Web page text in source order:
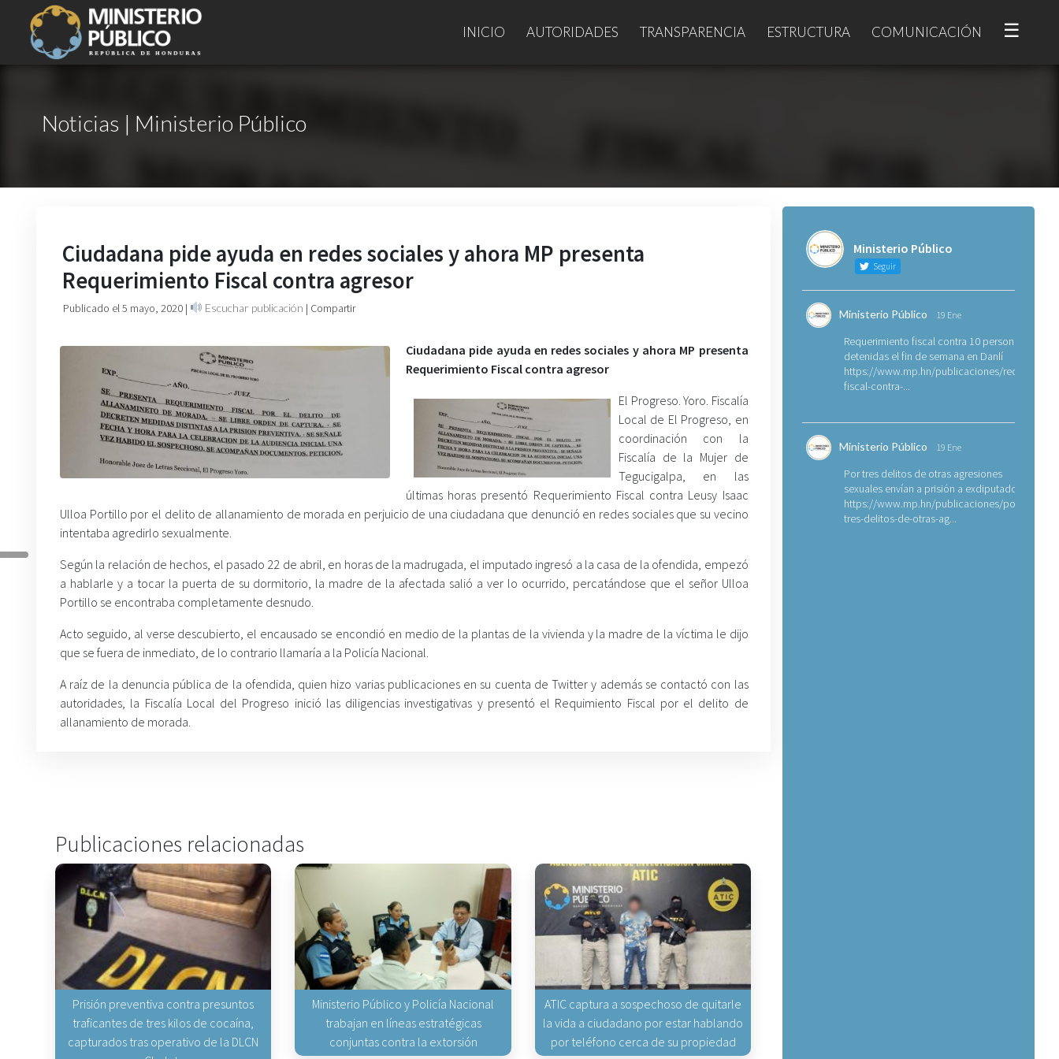
INICIO AUTORIDADES TRANSPARENCIA ESTRUCTURA COMUNICACIÓN ☰
Noticias | Ministerio Público
Ciudadana pide ayuda en redes sociales y ahora MP presenta
Requerimiento Fiscal contra agresor
Publicado el 5 mayo, 2020 | Escuchar publicación | Compartir
Ciudadana pide ayuda en redes sociales y ahora MP presenta
Requerimiento Fiscal contra agresor
El Progreso. Yoro. Fiscalía
Local de El Progreso, en
coordinación con la
Fiscalía de la Mujer de
Tegucigalpa, en las
últimas horas presentó Requerimiento Fiscal contra Leusy Isaac
Ulloa Portillo por el delito de allanamiento de morada en perjuicio de una ciudadana que denunció en redes sociales que su vecino
intentaba agredirlo sexualmente.
Según la relación de hechos, el pasado 22 de abril, en horas de la madrugada, el imputado ingresó a la casa de la ofendida, empezó
a hablarle y a tocar la puerta de su dormitorio, la madre de la afectada salió a ver lo ocurrido, percatándose que el señor Ulloa
Portillo se encontraba completamente desnudo.
Acto seguido, al verse descubierto, el encausado se encondió en medio de la plantas de la vivienda y la madre de la víctima le dijo
que se fuera de inmediato, de lo contrario llamaría a la Policía Nacional.
A raíz de la denuncia pública de la ofendida, quien hizo varias publicaciones en su cuenta de Twitter y además se contactó con las
autoridades, la Fiscalía Local del Progreso inició las diligencias investigativas y presentó el Requimiento Fiscal por el delito de
allanamiento de morada.
Publicaciones relacionadas
Prisión preventiva contra presuntos
traficantes de tres kilos de cocaína,
capturados tras operativo de la DLCN
Ministerio Público y Policía Nacional
trabajan en líneas estratégicas
conjuntas contra la extorsión
ATIC captura a sospechoso de quitarle
la vida a ciudadano por estar hablando
por teléfono cerca de su propiedad
Ministerio Público
Seguir
Ministerio Público 19 Ene
Requerimiento fiscal contra 10 personas
detenidas el fin de semana en Danlí
https://www.mp.hn/publicaciones/
fiscal-contra-...
Ministerio Público 19 Ene
Por tres delitos de otras agresiones
sexuales envían a prisión a exdiputado
https://www.mp.hn/publicaciones/por-
tres-delitos-de-otras-ag...